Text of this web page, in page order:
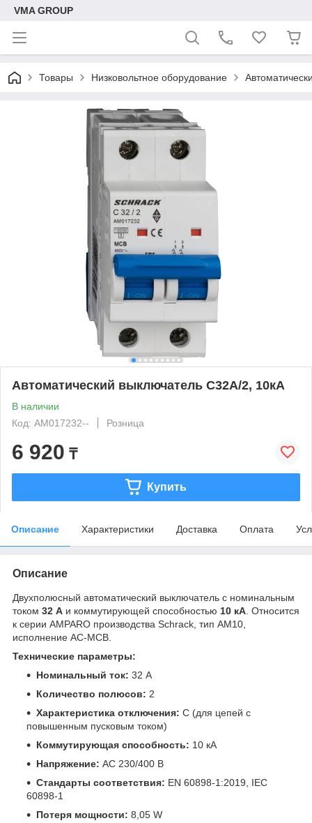
VMA GROUP
Товары Низковольтное оборудование
Автоматический выключатель C32А/2, 10кА
В наличии
Код: AM017232--
Розница
6 920 ₸
Купить
Описание Характеристики Доставка Оплата
Описание
Двухполюсный автоматический выключатель с номинальным
током 32 А и коммутирующей способностью 10 кА . Относится
к серии AMPARO производства Schrack, тип AM10,
исполнение AC-MCB.
Технические параметры:
Номинальный ток: 32 A
Количество полюсов: 2
Характеристика отключения: C (для цепей с
повышенным пусковым током)
Коммутирующая способность: 10 кА
Напряжение: AC 230/400 В
Стандарты соответствия: EN 60898-1:2019, IEC
60898-1
Потеря мощности: 8,05 W